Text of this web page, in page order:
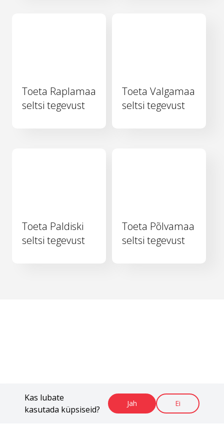
Kas lubate
kasutada küpsiseid?
Jah Ei
Toeta Raplamaa
seltsi tegevust
Toeta Valgamaa
seltsi tegevust
Toeta Paldiski
seltsi tegevust
Toeta Põlvamaa
seltsi tegevust